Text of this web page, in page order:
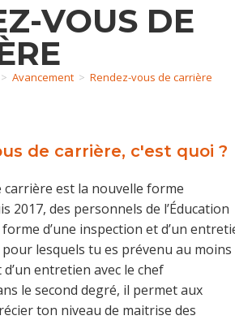
VOUS DE
> Avancement > Rendez-vous de carrière
de carrière, c'est quoi ?
carrière est la nouvelle forme
2017, des personnels de l’Éducation
d’une inspection et d’un
pour lesquels tu es prévenu au moins
d’un entretien avec le chef
le second degré, il permet aux
ton niveau de maitrise des